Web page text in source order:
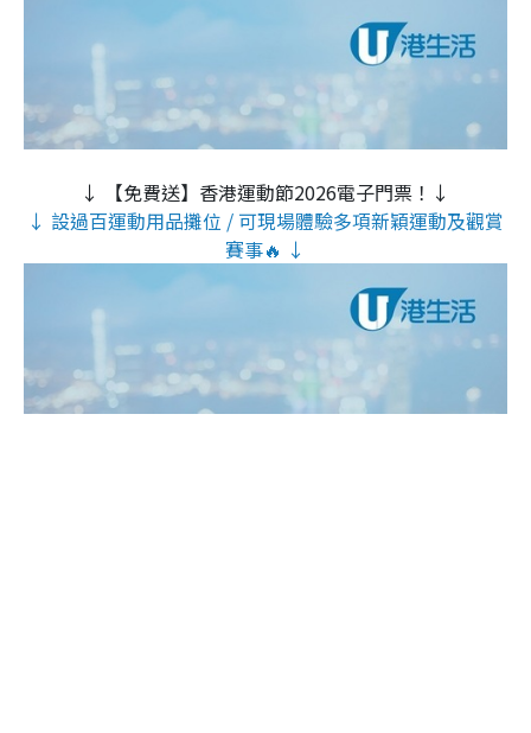
↓ 【免費送】香港運動節2026電子門票！↓
↓ 設過百運動用品攤位 / 可現場體驗多項新穎運動及觀賞
賽事🔥 ↓